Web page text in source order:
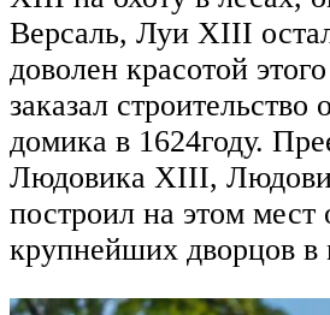
Версаль, Луи XIII
доволен красотой
заказал строительство
домика в 1624году.
Людовика XIII,
построил на этом мест
крупнейших дворцов в